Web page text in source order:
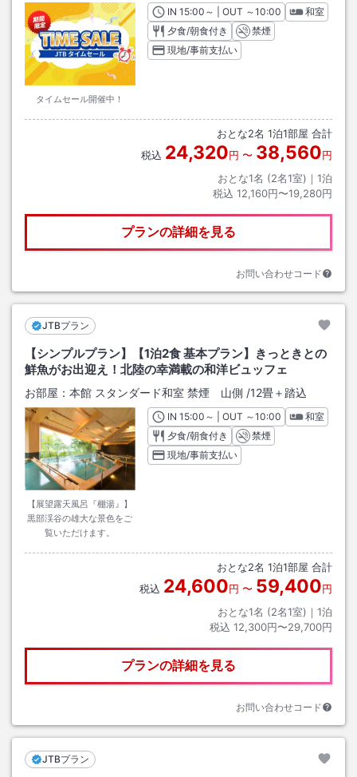
タイムセール開催中！
INチェックイン
15:00 ～ | OUT チェックアウト
～10:00
和室
夕食/朝食付き
禁煙
現地/事前支払い
おとな2名 1泊1部屋 合計
税込 24,320円 〜 38,560円
おとな1名 (2名1室)｜ 1泊
税込 12,160円〜19,280円
プランの詳細を見る
お問い合わせコード
JTBプラン
【シンプルプラン】【1泊2食 基本プラン】きっときとの
鮮魚がお出迎え！北陸の幸満載の和洋ビュッフェ
お部屋： 本館 スタンダード和室 禁煙 山側 /12畳＋踏込
【展望露天風呂『棚湯』】
黒部渓谷の雄大な景色をご
覧いただけます。
INチェックイン
15:00 ～ | OUT チェックアウト
～10:00
和室
夕食/朝食付き
禁煙
現地/事前支払い
おとな2名 1泊1部屋 合計
税込 24,600円 〜 59,400円
おとな1名 (2名1室)｜ 1泊
税込 12,300円〜29,700円
プランの詳細を見る
お問い合わせコード
JTBプラン